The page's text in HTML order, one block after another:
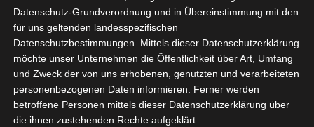
Wellness
Alpwerk Testpaket
März 4, 2022 | Deko,Pflege,Produktvorstellungen, Wellness
Weiterlesen
Datenschutz-Grundverordnung und in Übereinstimmung mit den
für uns geltenden landesspezifischen
Datenschutzbestimmungen. Mittels dieser Datenschutzerklärung
möchte unser Unternehmen die Öffentlichkeit über Art, Umfang
und Zweck der von uns erhobenen, genutzten und verarbeiteten
personenbezogenen Daten informieren. Ferner werden
betroffene Personen mittels dieser Datenschutzerklärung über
die ihnen zustehenden Rechte aufgeklärt.